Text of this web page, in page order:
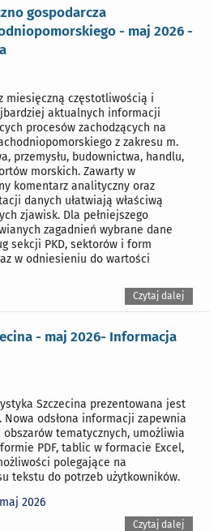
gospodarcza
- maj 2026 -
miesięczną częstotliwością i
aktualnych informacji
procesów zachodzących na
z zakresu m.
przemysłu, budownictwa, handlu,
morskich. Zawarty w
komentarz analityczny oraz
danych ułatwiają właściwą
zjawisk. Dla pełniejszego
zagadnień wybrane dane
sekcji PKD, sektorów i form
w odniesieniu do wartości
Czytaj dalej
- maj 2026- Informacja
Szczecina prezentowana jest
odsłona informacji zapewnia
tematycznych, umożliwia
PDF, tablic w formacie Excel,
polegające na
tekstu do potrzeb użytkowników.
2026
Czytaj dalej